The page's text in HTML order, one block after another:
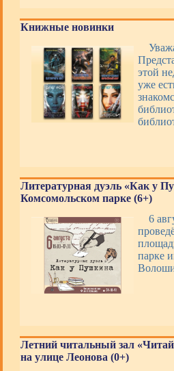
Книжные новинки
этой
уже
Литературная дуэль «Как у
Комсомольском парке (6+)
6
парке
Летний читальный зал
на улице Леонова (0+)